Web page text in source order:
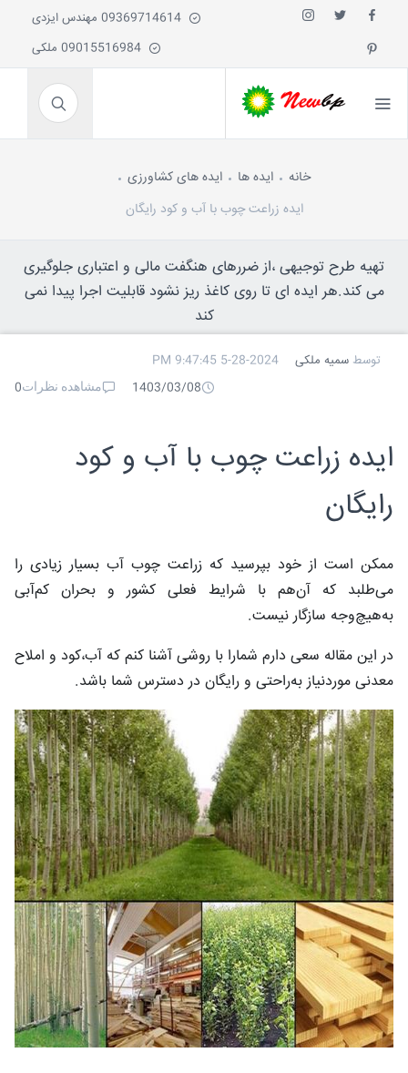
خانه ایده ها
ایده های کشاورزی
ایده زراعت چوب با آب و کود رایگان
تهیه طرح توجیهی ،از ضررهای هنگفت مالی و اعتباری جلوگیری
می کند.هر ایده ای تا روی کاغذ ریز نشود قابلیت اجرا پیدا نمی
کند
توسط سمیه ملکی
5-28-2024 9:47:45 PM
1403/03/08
مشاهده نظرات0
ایده زراعت چوب با آب و کود
رایگان
ممکن است از خود بپرسید که زراعت چوب آب بسیار زیادی را
می‌طلبد که آن‌هم با شرایط فعلی کشور و بحران کم‌آبی
به‌هیچ‌وجه سازگار نیست.
در این مقاله سعی دارم شمارا با روشی آشنا کنم که آب،کود و املاح
معدنی موردنیاز به‌راحتی و رایگان در دسترس شما باشد.